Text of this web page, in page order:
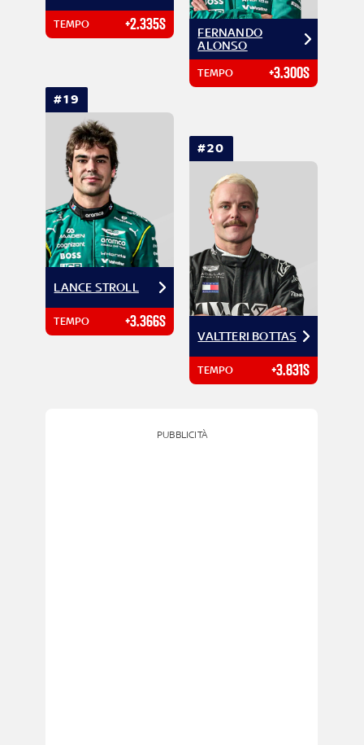
TEMPO +2.335S
FERNANDO
ALONSO
TEMPO +3.300S
#19
LANCE STROLL
TEMPO +3.366S
#20
VALTTERI BOTTAS
TEMPO +3.831S
PUBBLICITÀ